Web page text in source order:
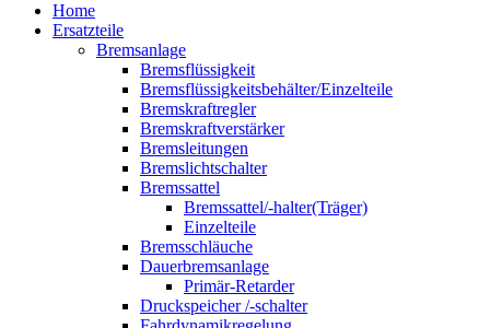
Home
Ersatzteile
Bremsanlage
Bremsflüssigkeit
Bremsflüssigkeitsbehälter/Einzelteile
Bremskraftregler
Bremskraftverstärker
Bremsleitungen
Bremslichtschalter
Bremssattel
Bremssattel/-halter(Träger)
Einzelteile
Bremsschläuche
Dauerbremsanlage
Primär-Retarder
Druckspeicher /-schalter